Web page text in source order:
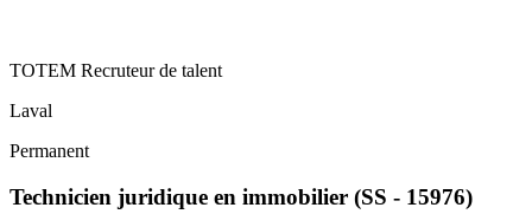
TOTEM Recruteur de talent
Laval
Permanent
Technicien juridique en immobilier (SS - 15976)